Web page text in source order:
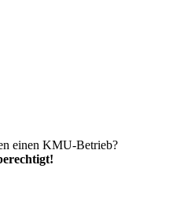
einen KMU-Betrieb?